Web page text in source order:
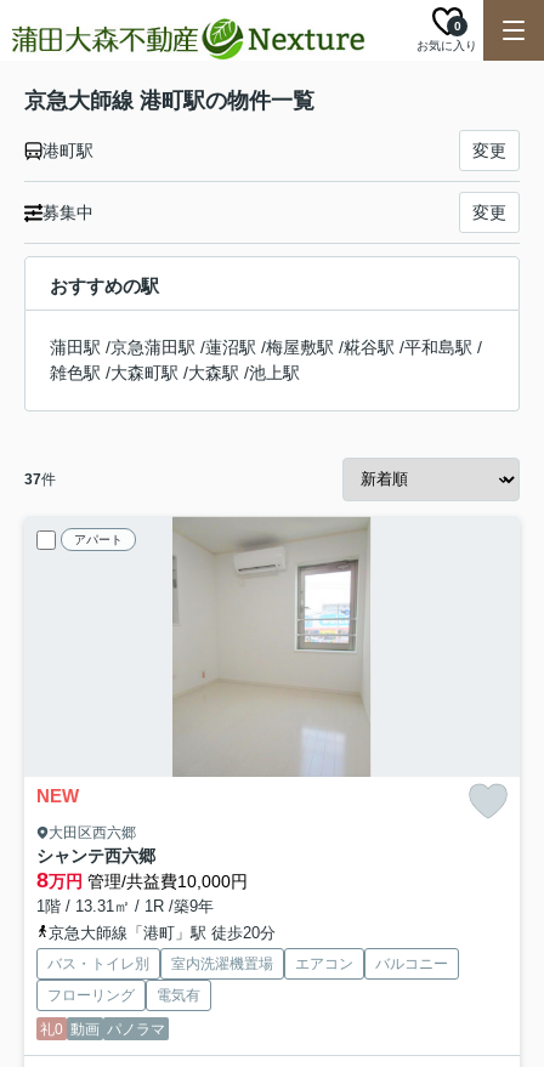
お気に入り
0
京急大師線 港町駅の物件一覧
港町駅 変更
募集中 変更
おすすめの駅
蒲田駅 /京急蒲田駅 /蓮沼駅 /梅屋敷駅 /糀谷駅 /平和島駅 /
雑色駅 /大森町駅 /大森駅 /池上駅
37件
アパート
NEW
大田区西六郷
シャンテ西六郷
8万円 管理/共益費10,000円
1階 / 13.31㎡ / 1R /築9年
京急大師線「港町」駅 徒歩20分
バス・トイレ別 室内洗濯機置場 エアコン
バルコニー
フローリング
電気有
礼0 動画 パノラマ